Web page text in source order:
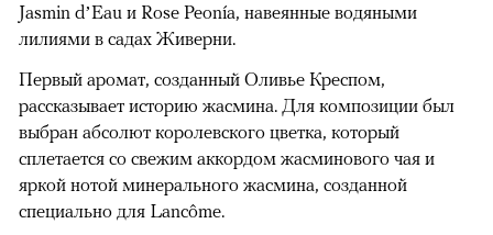
Jasmin d’Eau и Rose Peonía, навеянные водяными
лилиями в садах Живерни.
Первый аромат, созданный Оливье Креспом,
рассказывает историю жасмина. Для композиции был
выбран абсолют королевского цветка, который
сплетается со свежим аккордом жасминового чая и
яркой нотой минерального жасмина, созданной
специально для Lancôme.